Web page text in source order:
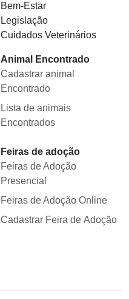
Bem-Estar
Legislação
Cuidados Veterinários
Animal Encontrado
Cadastrar animal
Encontrado
Lista de animais
Encontrados
Feiras de adoção
Feiras de Adoção
Presencial
Feiras de Adoção Online
Cadastrar Feira de Adoção